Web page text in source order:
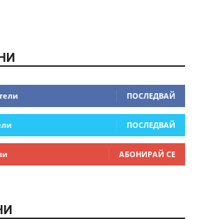
ПОСЛЕДВАЙ
ПОСЛЕДВАЙ
АБОНИРАЙ СЕ